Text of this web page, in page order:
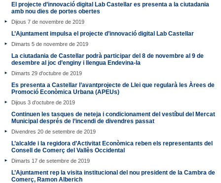
El projecte d’innovació digital Lab Castellar es presenta a la ciutadania
amb nou dies de portes obertes
Dijous 7 de novembre de 2019
L’Ajuntament impulsa el projecte d’innovació digital Lab Castellar
Dimarts 5 de novembre de 2019
La ciutadania de Castellar podrà participar del 8 de novembre al 9 de
desembre al joc d’enginy i llengua Endevina-la
Dimarts 29 d'octubre de 2019
Es presenta a Castellar l’avantprojecte de Llei que regularà les Àrees de
Promoció Econòmica Urbana (APEUs)
Dijous 3 d'octubre de 2019
Continuen les tasques de neteja i condicionament del vestíbul del Mercat
Municipal després de l’incendi de divendres passat
Divendres 20 de setembre de 2019
L’alcalde i la regidora d’Activitat Econòmica reben els representants del
Consell de Comerç del Vallès Occidental
Dimarts 17 de setembre de 2019
L’Ajuntament rep la visita institucional del nou president de la Cambra de
Comerç, Ramon Alberich